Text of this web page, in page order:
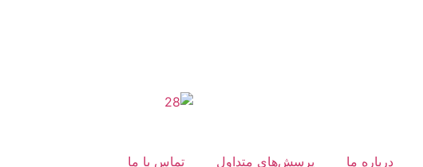
درباره ما پرسش‌های متداول تماس با ما